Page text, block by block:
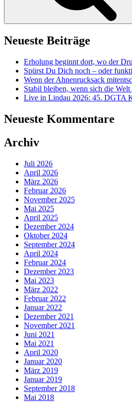
Neueste Beiträge
Erholung beginnt dort, wo der
Spürst Du Dich noch – oder
Wenn der Ahnenrucksack
Stabil bleiben, wenn sich die Welt
Live in Lindau 2026: 45. DGTA
Neueste Kommentare
Archiv
Juli 2026
April 2026
März 2026
Februar 2026
November 2025
Mai 2025
April 2025
Dezember 2024
Oktober 2024
September 2024
April 2024
Februar 2024
Dezember 2023
Mai 2023
März 2022
Februar 2022
Januar 2022
Dezember 2021
November 2021
Juni 2021
Mai 2021
April 2020
Januar 2020
März 2019
Januar 2019
September 2018
Mai 2018